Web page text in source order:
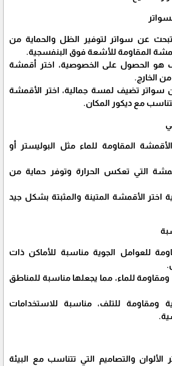
عن سواتر لتوفير الظل والحماية من
المقاومة للأشعة فوق البنفسجية.
هو الحصول على الخصوصية، اختر أقمشة
الخارج.
سواتر تضيف لمسة جمالية، اختر الأقمشة
مع ديكور المكان.
المقاومة للماء مثل البوليستر أو
التي تعكس الحرارة وتوفر حماية من
اختر الأقمشة المتينة والمثبتة بشكل جيد
للعوامل الجوية مناسبة للأماكن ذات
ومقاومة للماء، مما يجعلها مناسبة للمناطق
ومقاومة للتلف، مناسبة للاستخدامات
الألوان والتصاميم التي تتناسب مع البيئة